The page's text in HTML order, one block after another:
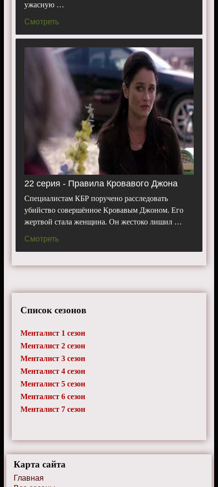
ужасную …
Смотреть
22 серия - Правила Кровавого Джона
Специалистам КБР поручено расследовать
убийство совершённое Кровавым Джоном. Его
жертвой стала женщина. Он жестоко лишил …
Смотреть
Список сезонов
Менталист 1 сезон
Менталист 2 сезон
Менталист 3 сезон
Менталист 4 сезон
Менталист 5 сезон
Менталист 6 сезон
Менталист 7 сезон
Карта сайта
Главная